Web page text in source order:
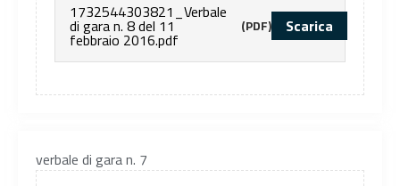
1732544303821_Verbale
di gara n. 8 del 11
febbraio 2016.pdf
(PDF) Scarica
verbale di gara n. 7